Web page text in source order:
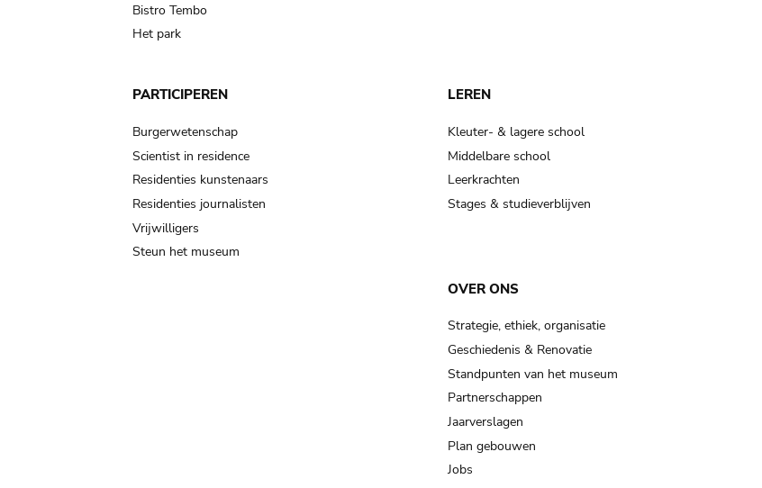
Bistro Tembo
Het park
PARTICIPEREN
Burgerwetenschap
Scientist in residence
Residenties kunstenaars
Residenties journalisten
Vrijwilligers
Steun het museum
LEREN
Kleuter- & lagere school
Middelbare school
Leerkrachten
Stages & studieverblijven
OVER ONS
Strategie, ethiek, organisatie
Geschiedenis & Renovatie
Standpunten van het museum
Partnerschappen
Jaarverslagen
Plan gebouwen
Jobs